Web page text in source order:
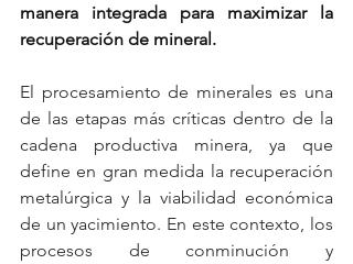
manera integrada para maximizar la
recuperación de mineral.
El procesamiento de minerales es una
de las etapas más críticas dentro de la
cadena productiva minera, ya que
define en gran medida la recuperación
metalúrgica y la viabilidad económica
de un yacimiento. En este contexto, los
procesos de conminución y